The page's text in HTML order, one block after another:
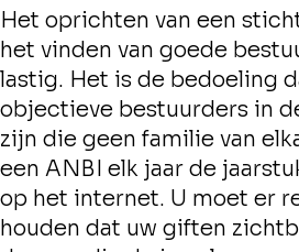
Het oprichten van een
het vinden van goede
lastig. Het is de bedoeling
objectieve bestuurders in
zijn die geen familie van
een ANBI elk jaar de
op het internet. U moet er
houden dat uw giften